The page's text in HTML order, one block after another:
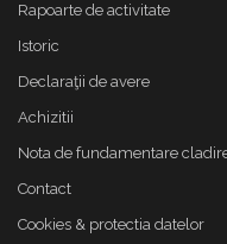
Rapoarte de activitate
Istoric
Declaraţii de avere
Achizitii
Nota de fundamentare
Contact
Cookies & protectia datelor